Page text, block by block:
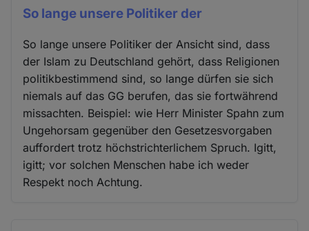
So lange unsere Politiker der
So lange unsere Politiker der Ansicht sind, dass
der Islam zu Deutschland gehört, dass Religionen
politikbestimmend sind, so lange dürfen sie sich
niemals auf das GG berufen, das sie fortwährend
missachten. Beispiel: wie Herr Minister Spahn zum
Ungehorsam gegenüber den Gesetzesvorgaben
auffordert trotz höchstrichterlichem Spruch. Igitt,
igitt; vor solchen Menschen habe ich weder
Respekt noch Achtung.